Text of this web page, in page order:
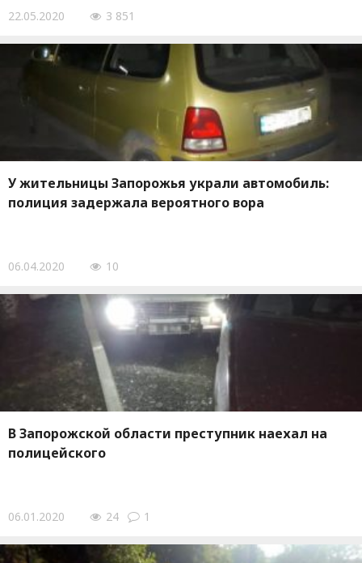
22.05.2020 3 851
У жительницы Запорожья украли автомобиль:
полиция задержала вероятного вора
06.04.2020 10
В Запорожской области преступник наехал на
полицейского
06.01.2020 24 1